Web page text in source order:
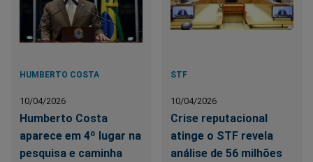
HUMBERTO COSTA
10/04/2026
Humberto Costa
aparece em 4º lugar na
pesquisa e caminha
STF
10/04/2026
Crise reputacional
atinge o STF revela
análise de 56 milhões